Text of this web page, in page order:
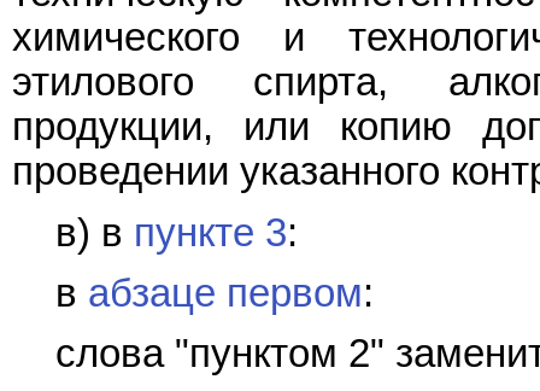
химического и
этилового спирта,
продукции, или копию
проведении указанного
в) в пункте 3:
в абзаце первом:
слова "пунктом 2"